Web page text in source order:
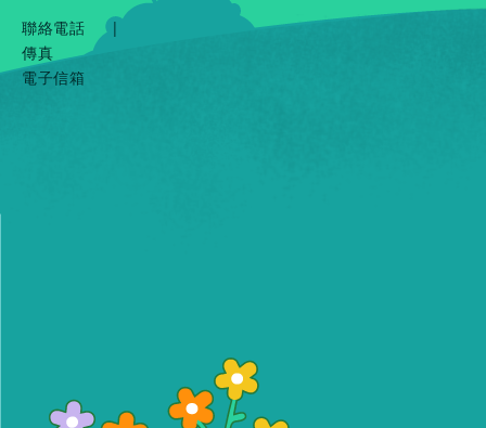
聯絡電話
|
傳真
電子信箱